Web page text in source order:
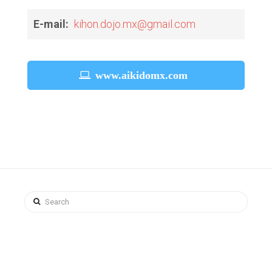
E-mail: kihon.dojo.mx@gmail.com
www.aikidomx.com
Search